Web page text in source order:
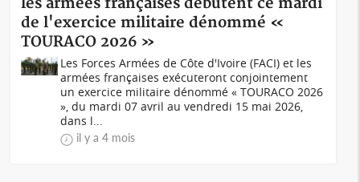
de l'exercice militaire dénommé «
TOURACO 2026 »
Les Forces Armées de Côte d'Ivoire (FACI) et les
armées françaises exécuteront conjointement
un exercice militaire dénommé « TOURACO 2026
», du mardi 07 avril au vendredi 15 mai 2026,
dans l...
il y a 4 mois